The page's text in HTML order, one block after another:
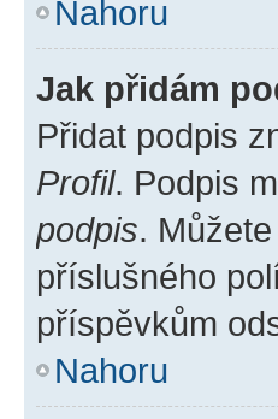
Nahoru
Jak přidám
Přidat podpis
Profil. Podpis
podpis.
příslušného
příspěvkům
Nahoru